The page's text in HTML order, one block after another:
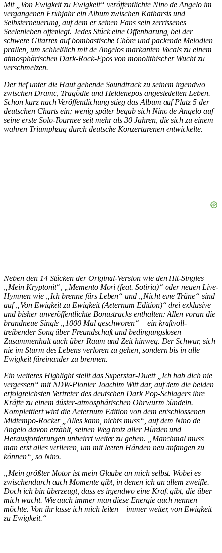
Mit „Von Ewigkeit zu Ewigkeit“ veröffentlichte Nino de Angelo im
vergangenen Frühjahr ein Album zwischen Katharsis und
Selbsterneuerung, auf dem er seinen Fans sein zerrissenes
Seelenleben offenlegt. Jedes Stück eine Offenbarung, bei der
schwere Gitarren auf bombastische Chöre und packende Melodien
prallen, um schließlich mit de Angelos markanten Vocals zu einem
atmosphärischen Dark-Rock-Epos von monolithischer Wucht zu
verschmelzen.
Der tief unter die Haut gehende Soundtrack zu seinem irgendwo
zwischen Drama, Tragödie und Heldenepos angesiedelten Leben.
Schon kurz nach Veröffentlichung stieg das Album auf Platz 5 der
deutschen Charts ein; wenig später begab sich Nino de Angelo auf
seine erste Solo-Tournee seit mehr als 30 Jahren, die sich zu einem
wahren Triumphzug durch deutsche Konzertarenen entwickelte.
Neben den 14 Stücken der Original-Version wie den Hit-Singles
„Mein Kryptonit“, „Memento Mori (feat. Sotiria)“ oder neuen Live-
Hymnen wie „Ich brenne fürs Leben“ und „Nicht eine Träne“ sind
auf „Von Ewigkeit zu Ewigkeit (Aeternum Edition)“ drei exklusive
und bisher unveröffentlichte Bonustracks enthalten: Allen voran die
brandneue Single „1000 Mal geschworen“ – ein kraftvoll-
treibender Song über Freundschaft und bedingungslosen
Zusammenhalt auch über Raum und Zeit hinweg. Der Schwur, sich
nie im Sturm des Lebens verloren zu gehen, sondern bis in alle
Ewigkeit füreinander zu brennen.
Ein weiteres Highlight stellt das Superstar-Duett „Ich hab dich nie
vergessen“ mit NDW-Pionier Joachim Witt dar, auf dem die beiden
erfolgreichsten Vertreter des deutschen Dark Pop-Schlagers ihre
Kräfte zu einem düster-atmosphärischen Ohrwurm bündeln.
Komplettiert wird die Aeternum Edition von dem entschlossenen
Midtempo-Rocker „Alles kann, nichts muss“, auf dem Nino de
Angelo davon erzählt, seinen Weg trotz aller Hürden und
Herausforderungen unbeirrt weiter zu gehen. „Manchmal muss
man erst alles verlieren, um mit leeren Händen neu anfangen zu
können“, so Nino.
„Mein größter Motor ist mein Glaube an mich selbst. Wobei es
zwischendurch auch Momente gibt, in denen ich an allem zweifle.
Doch ich bin überzeugt, dass es irgendwo eine Kraft gibt, die über
mich wacht. Wie auch immer man diese Energie auch nennen
möchte. Von ihr lasse ich mich leiten – immer weiter, von Ewigkeit
zu Ewigkeit.“